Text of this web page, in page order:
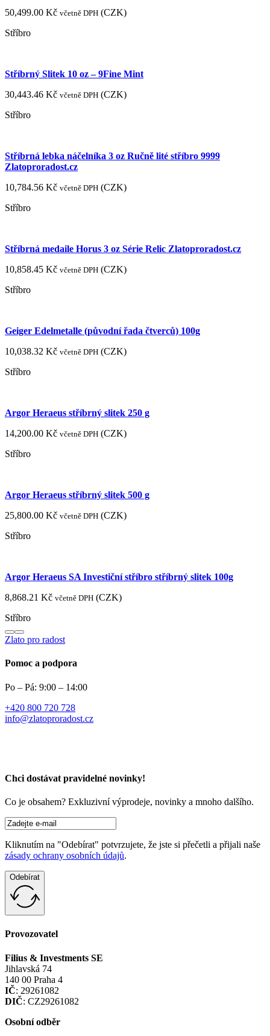
50,499.00 Kč včetně DPH (CZK)
Stříbro
Stříbrný Slitek 10 oz – 9Fine Mint
30,443.46 Kč včetně DPH (CZK)
Stříbro
Stříbrná lebka náčelníka 3 oz Ručně lité stříbro 9999
Zlatoproradost.cz
10,784.56 Kč včetně DPH (CZK)
Stříbro
Stříbrná medaile Horus 3 oz Série Relic Zlatoproradost.cz
10,858.45 Kč včetně DPH (CZK)
Stříbro
Geiger Edelmetalle (původní řada čtverců) 100g
10,038.32 Kč včetně DPH (CZK)
Stříbro
Argor Heraeus stříbrný slitek 250 g
14,200.00 Kč včetně DPH (CZK)
Stříbro
Argor Heraeus stříbrný slitek 500 g
25,800.00 Kč včetně DPH (CZK)
Stříbro
Argor Heraeus SA Investiční stříbro stříbrný slitek 100g
8,868.21 Kč včetně DPH (CZK)
Stříbro
Zlato pro radost
Pomoc a podpora
Po – Pá: 9:00 – 14:00
+420 800 720 728
info@zlatoproradost.cz
Chci dostávat pravidelné novinky!​
Co je obsahem? Exkluzivní výprodeje, novinky a mnoho dalšího.
Kliknutím na "Odebírat" potvrzujete, že jste si přečetli a přijali naše
zásady ochrany osobních údajů.
Odebírat
Provozovatel
Filius & Investments SE
Jihlavská 74
140 00 Praha 4
IČ: 29261082
DIČ: CZ29261082
Osobní odběr